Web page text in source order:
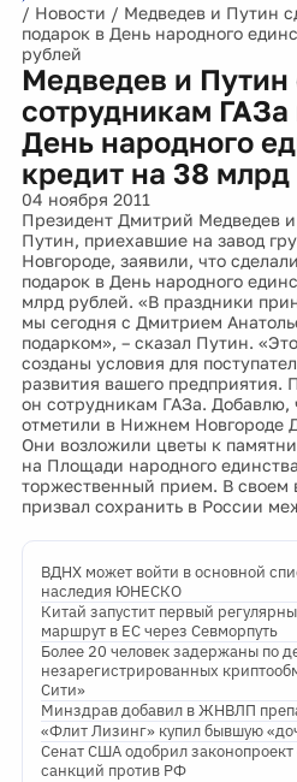
/ Новости / Медведев и Путин
подарок в День народного
рублей
Медведев и Путин
сотрудникам ГАЗа
День народного
кредит на 38 млрд
04 ноября 2011
Президент Дмитрий Медведев
Путин, приехавшие на завод
Новгороде, заявили, что
подарок в День народного
млрд рублей. «В праздники
мы сегодня с Дмитрием
подарком», – сказал Путин.
созданы условия для
развития вашего предприятия.
он сотрудникам ГАЗа. Добавлю,
отметили в Нижнем Новгороде
Они возложили цветы к
на Площади народного
торжественный прием. В своем
призвал сохранить в России
ВДНХ может войти в основной
наследия ЮНЕСКО
Китай запустит первый
маршрут в ЕС через Севморпуть
Более 20 человек задержаны по
незарегистрированных
Сити»
Минздрав добавил в ЖНВЛП
«Флит Лизинг» купил бывшую
Сенат США одобрил законопроект
санкций против РФ